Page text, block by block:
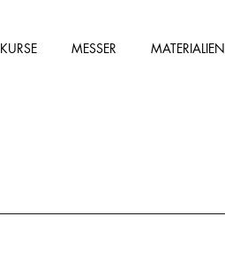
KURSE MESSER MATERIALIEN